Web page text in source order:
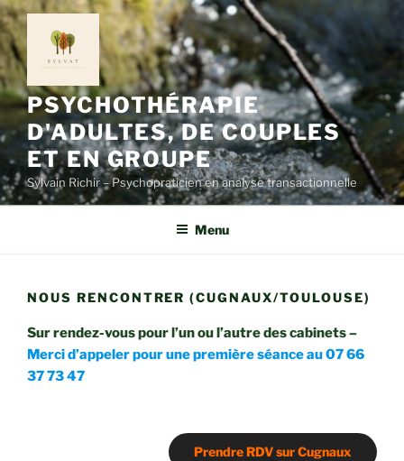
Aller
au
contenu
principal
PSYCHOTHÉRAPIE
D'ADULTES, DE COUPLES
ET EN GROUPE
Sylvain Richir – Psychopraticien en analyse transactionnelle
Menu
NOUS RENCONTRER (CUGNAUX/TOULOUSE)
Sur rendez-vous pour l’un ou l’autre des cabinets –
Merci d’appeler pour une première séance au 07 66
37 73 47
Prendre RDV sur Cugnaux